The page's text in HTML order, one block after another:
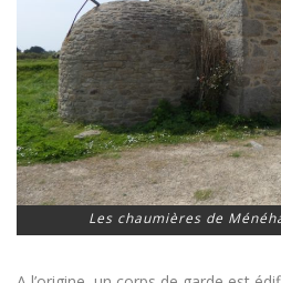
Les chaumières de